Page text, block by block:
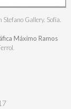
Stefano Gallery. Sofía.
Máximo Ramos